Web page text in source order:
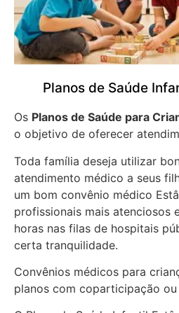
Planos de Saúde
Os Planos de Saúde para
o objetivo de oferecer
Toda família deseja utilizar
atendimento médico a seus
um bom convênio médico
profissionais mais atenciosos
horas nas filas de hospitais
certa tranquilidade.
Convênios médicos para
planos com coparticipação